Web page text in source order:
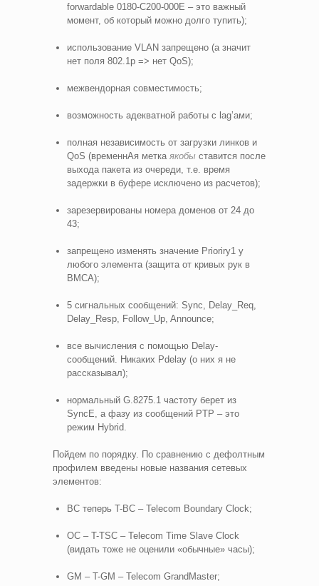
forwardable 0180-C200-000E – это важный
момент, об который можно долго тупить);
использование VLAN запрещено (а значит
нет поля 802.1p => нет QoS);
межвендорная совместимость;
возможность адекватной работы с lag’ами;
полная независимость от загрузки линков и
QoS (временнАя метка якобы ставится после
выхода пакета из очереди, т.е. время
задержки в буфере исключено из расчетов);
зарезервированы номера доменов от 24 до
43;
запрещено изменять значение Prioriry1 у
любого элемента (защита от кривых рук в
BMCA);
5 сигнальных сообщений: Sync, Delay_Req,
Delay_Resp, Follow_Up, Announce;
все вычисления с помощью Delay-
cообщений. Никаких Pdelay (о них я не
рассказывал);
нормальный G.8275.1 частоту берет из
SyncE, а фазу из сообщений PTP – это
режим Hybrid.
Пойдем по порядку. По сравнению с дефолтным
профилем введены новые названия сетевых
элементов:
BC теперь T-BC – Telecom Boundary Clock;
OC – T-TSC – Telecom Time Slave Clock
(видать тоже не оценили «обычные» часы);
GM – T-GM – Telecom GrandMaster;